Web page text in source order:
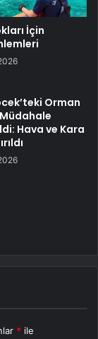
İçin
Orman
Müdahale
Hava ve Kara
* ile